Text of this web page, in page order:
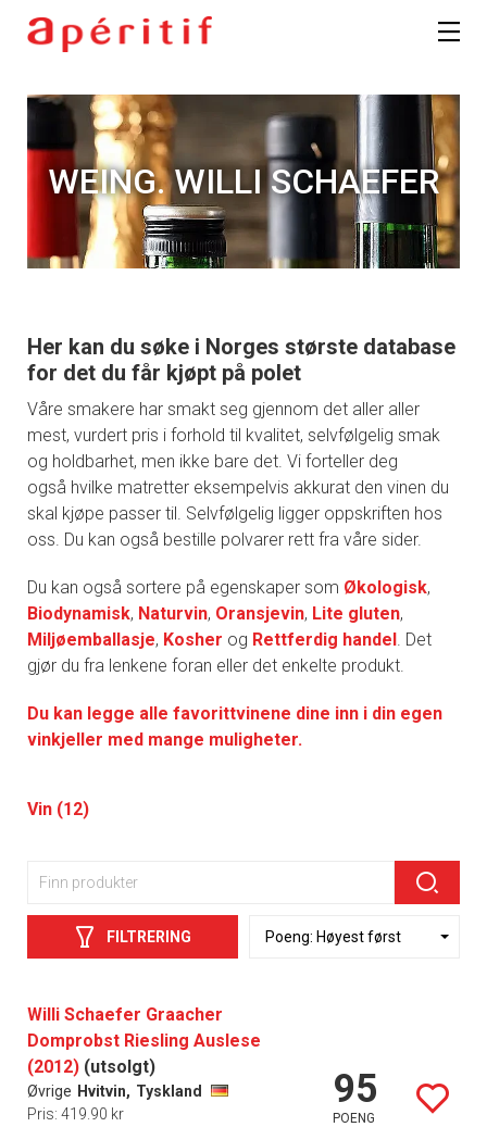
WEING. WILLI SCHAEFER
Her kan du søke i Norges største database
for det du får kjøpt på polet
Våre smakere har smakt seg gjennom det aller aller
mest, vurdert pris i forhold til kvalitet, selvfølgelig smak
og holdbarhet, men ikke bare det. Vi forteller deg
også hvilke matretter eksempelvis akkurat den vinen du
skal kjøpe passer til. Selvfølgelig ligger oppskriften hos
oss. Du kan også bestille polvarer rett fra våre sider.
Du kan også sortere på egenskaper som Økologisk,
Biodynamisk, Naturvin, Oransjevin, Lite gluten,
Miljøemballasje, Kosher og Rettferdig handel. Det
gjør du fra lenkene foran eller det enkelte produkt.
Du kan legge alle favorittvinene dine inn i din egen
vinkjeller med mange muligheter.
Vin (12)
FILTRERING
Willi Schaefer Graacher
Domprobst Riesling Auslese
(2012) (utsolgt)
Øvrige Hvitvin, Tyskland
Pris: 419.90 kr
95
POENG